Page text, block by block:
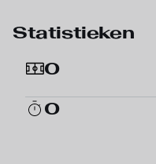
Statistieken
0
0